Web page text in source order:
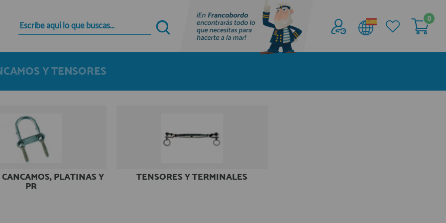
Quiero registrarme
Nuevo cliente
Al crear una cuenta en francobordo.com podrás
tienda virtual, revisar el estado de tus pedidos y
¡Adelante! Te estabamos esperando.
Acceder al
Área profesionales
0
Y TENSORES
PLATINAS Y
PR
TENSORES Y TERMINALES